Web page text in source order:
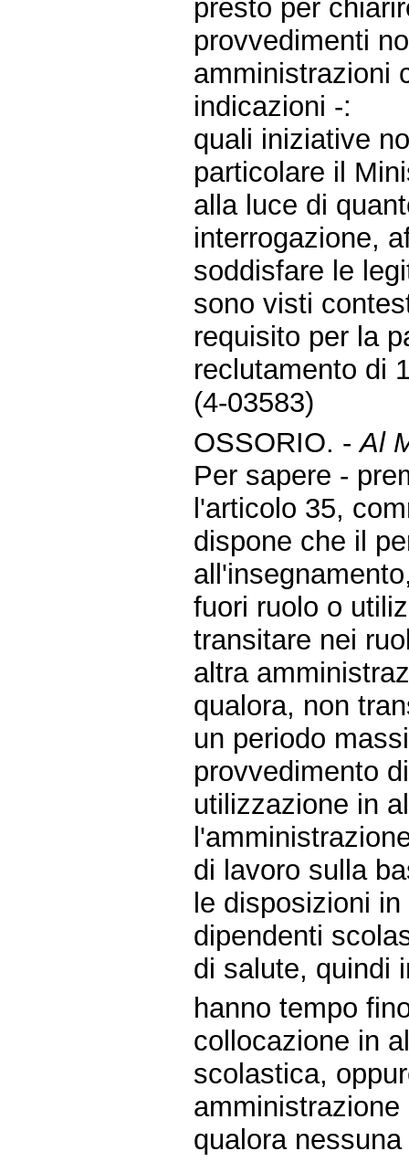
presto per
provvedimenti
amministrazioni
indicazioni -:
quali iniziative
particolare il
alla luce di
interrogazione,
soddisfare le
sono visti
requisito per la
reclutamento di
(4-03583)
OSSORIO. -Al
Per sapere -
l'articolo 35,
dispone che il
fuori ruolo o
transitare nei
altra
qualora, non
un periodo
provvedimento
utilizzazione in
di lavoro sulla
le disposizioni
dipendenti
di salute, quindi
hanno tempo
collocazione in
scolastica,
qualora